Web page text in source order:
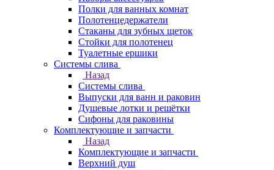
Полки для ванных комнат
Полотенцедержатели
Стаканы для зубных щеток
Стойки для полотенец
Туалетные ершики
Системы слива
Назад
Системы слива
Выпуски для ванн и раковин
Душевые лотки и решётки
Сифоны для раковины
Комплектующие и запчасти
Назад
Комплектующие и запчасти
Верхний душ